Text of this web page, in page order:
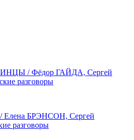
/ Фёдор ГАЙДА, Сергей
разговоры
/ Елена БРЭНСОН, Сергей
разговоры